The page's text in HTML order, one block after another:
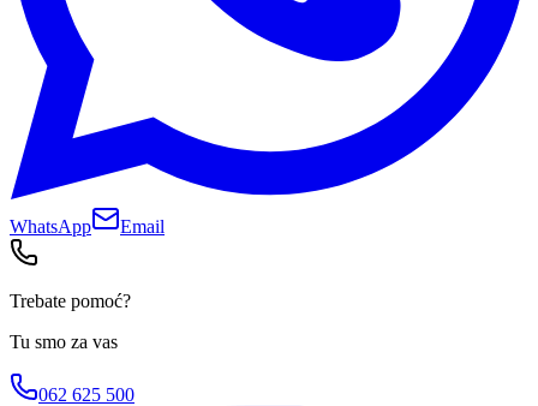
WhatsApp Email
Trebate pomoć?
Tu smo za vas
062 625 500